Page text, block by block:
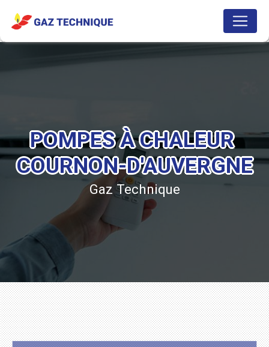
POMPES À CHALEUR
COURNON-D'AUVERGNE
Gaz Technique